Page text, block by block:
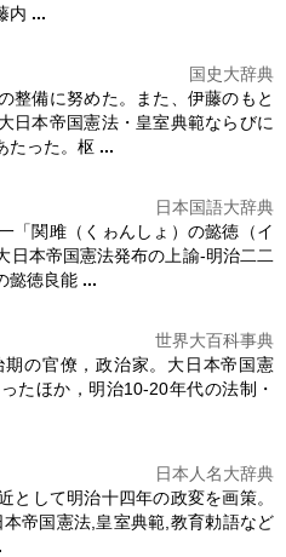
内 ...
国史大辞典
整備に努めた。また、伊藤のもと
大日本帝国憲法・皇室典範ならびに
たった。枢 ...
日本国語大辞典
「関雎（くゎんしょ）の懿徳（イ
日本帝国憲法発布の上諭‐明治二二
懿徳良能 ...
世界大百科事典
の官僚，政治家。 大日本帝国憲
たほか，明治10-20年代の法制・
日本人名大辞典
として明治十四年の政変を画策。
本帝国憲法 ,皇室典範,教育勅語など